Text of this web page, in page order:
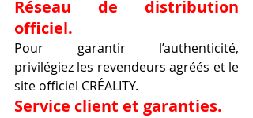
Réseau de distribution
officiel.
Pour garantir l’authenticité,
privilégiez les revendeurs agréés et le
site officiel CRÉALITY.
Service client et garanties.